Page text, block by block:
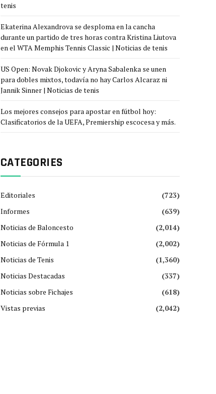
tenis
Ekaterina Alexandrova se desploma en la cancha
durante un partido de tres horas contra Kristina Liutova
en el WTA Memphis Tennis Classic | Noticias de tenis
US Open: Novak Djokovic y Aryna Sabalenka se unen
para dobles mixtos, todavía no hay Carlos Alcaraz ni
Jannik Sinner | Noticias de tenis
Los mejores consejos para apostar en fútbol hoy:
Clasificatorios de la UEFA, Premiership escocesa y más.
CATEGORIES
Editoriales
(723)
Informes
(639)
Noticias de Baloncesto
(2,014)
Noticias de Fórmula 1
(2,002)
Noticias de Tenis
(1,360)
Noticias Destacadas
(337)
Noticias sobre Fichajes
(618)
Vistas previas
(2,042)